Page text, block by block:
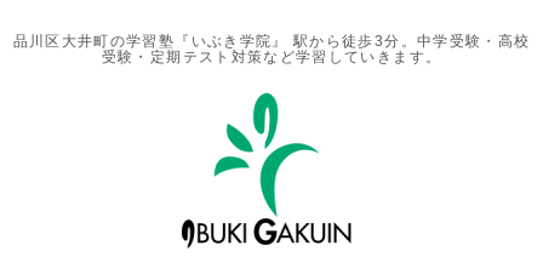
品川区大井町の学習塾『いぶき学院』 駅から徒歩3分。中学受験・高校
受験・定期テスト対策など学習していきます。